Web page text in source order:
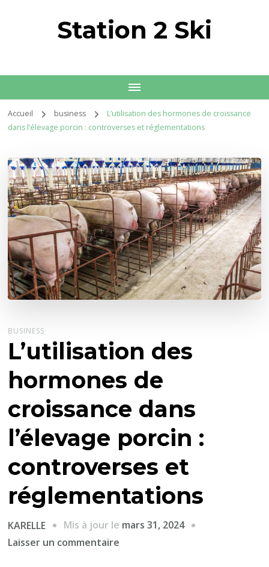
Station 2 Ski
Accueil business
L’utilisation des hormones de croissance
dans l’élevage porcin : controverses et réglementations
BUSINESS
L’utilisation des
hormones de
croissance dans
l’élevage porcin :
controverses et
réglementations
KARELLE Mis à jour le mars 31, 2024
Laisser un commentaire